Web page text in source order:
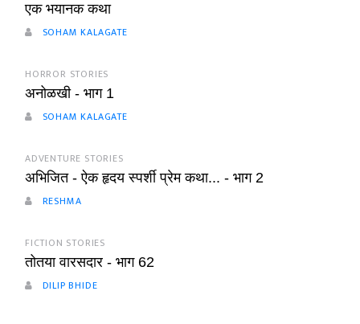
एक भयानक कथा
SOHAM KALAGATE
HORROR STORIES
अनोळखी - भाग 1
SOHAM KALAGATE
ADVENTURE STORIES
अभिजित - ऐक हृदय स्पर्शी प्रेम कथा... - भाग 2
RESHMA
FICTION STORIES
तोतया वारसदार - भाग 62
DILIP BHIDE